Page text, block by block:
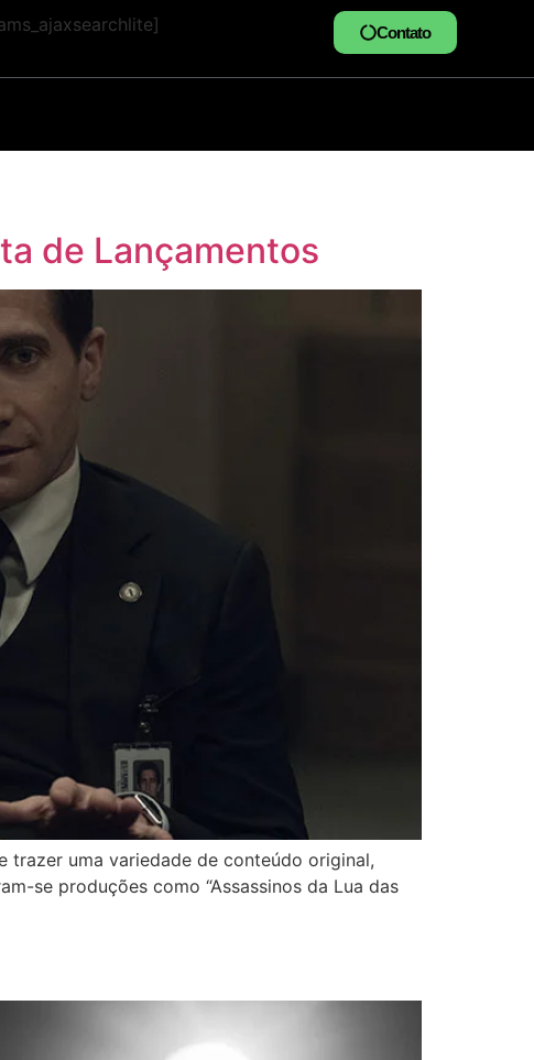
Contato
de Lançamentos
trazer uma variedade de conteúdo original,
se produções como “Assassinos da Lua das